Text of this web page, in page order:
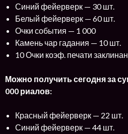
Синий фейерверк — 30 шт.
Белый фейерверк — 60 шт.
Очки события — 1 000
Камень чар гадания — 10 шт.
10 Очки коэф. печати
Можно получить сегодня за
000 риалов:
Красный фейерверк — 22 шт.
Синий фейерверк — 44 шт.